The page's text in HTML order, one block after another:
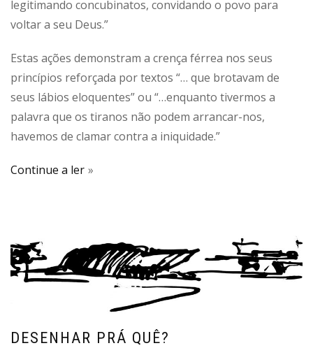
legitimando concubinatos, convidando o povo para
voltar a seu Deus.”
Estas ações demonstram a crença férrea nos seus
princípios reforçada por textos “… que brotavam de
seus lábios eloquentes” ou “…enquanto tivermos a
palavra que os tiranos não podem arrancar-nos,
havemos de clamar contra a iniquidade.”
Continue a ler
DESENHAR PRÁ QUÊ?